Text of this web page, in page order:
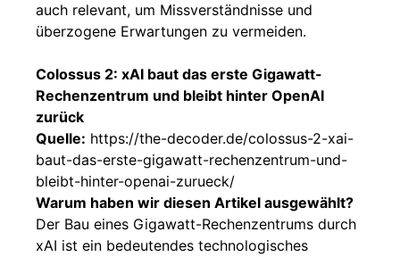
auch relevant, um Missverständnisse und
überzogene Erwartungen zu vermeiden.
Colossus 2: xAI baut das erste Gigawatt-
Rechenzentrum und bleibt hinter OpenAI
zurück
Quelle: https://the-decoder.de/colossus-2-xai-
baut-das-erste-gigawatt-rechenzentrum-und-
bleibt-hinter-openai-zurueck/
Warum haben wir diesen Artikel ausgewählt?
Der Bau eines Gigawatt-Rechenzentrums durch
xAI ist ein bedeutendes technologisches